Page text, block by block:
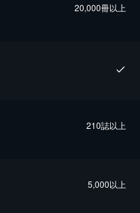
20,000冊以上
210誌以上
5,000以上